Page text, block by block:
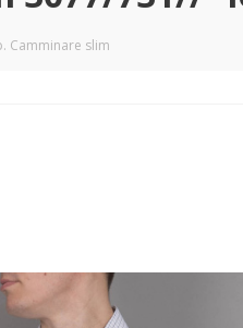
Camminare slim